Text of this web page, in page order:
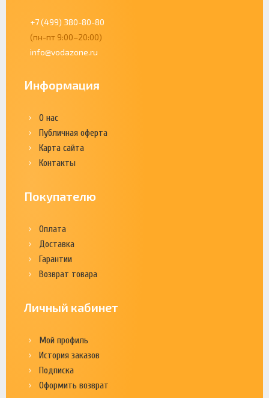
+7 (499) 380-80-80
(пн-пт 9:00–20:00)
info@vodazone.ru
Информация
О нас
Публичная оферта
Карта сайта
Контакты
Покупателю
Оплата
Доставка
Гарантии
Возврат товара
Личный кабинет
Мой профиль
История заказов
Подписка
Оформить возврат